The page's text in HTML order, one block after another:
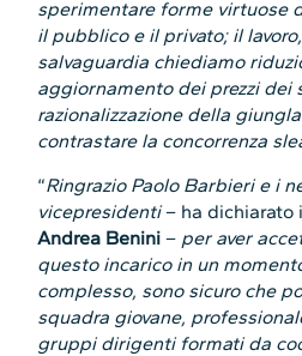
sperimentare forme virtuose
il pubblico e il privato; il
salvaguardia chiediamo
aggiornamento dei prezzi dei
razionalizzazione della
contrastare la concorrenza
“Ringrazio Paolo Barbieri e i
vicepresidenti– ha dichiarato
Andrea Benini – per aver
questo incarico in un
complesso, sono sicuro che
squadra giovane,
gruppi dirigenti formati da